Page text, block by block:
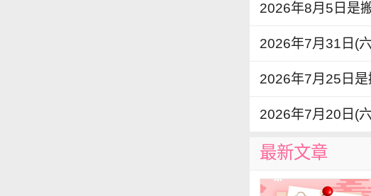
2026年8月5日是
2026年7月31日(
2026年7月25日
2026年7月20日(
最新文章